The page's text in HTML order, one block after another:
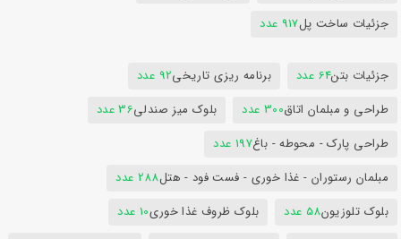
جزئیات ساخت پل917 عدد
جزئیات بتن64 عدد برنامه ریزی تاریخی92 عدد
طراحی و مبلمان اتاق300 عدد بلوک میز صندلی36 عدد
طراحی پارک - محوطه - باغ197 عدد
مبلمان رستوران - غذا خوری - فست فود - هتل288 عدد
بلوک تلوزیون58 عدد بلوک ظروف غذا خوری10 عدد